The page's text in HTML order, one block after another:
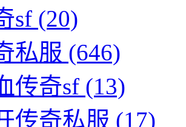
sf (20)
私服 (646)
传奇sf (13)
传奇私服 (17)